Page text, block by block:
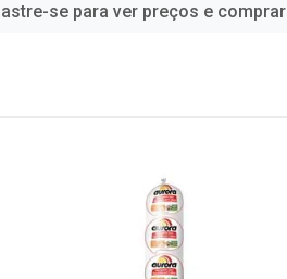
se para ver preços e comprar